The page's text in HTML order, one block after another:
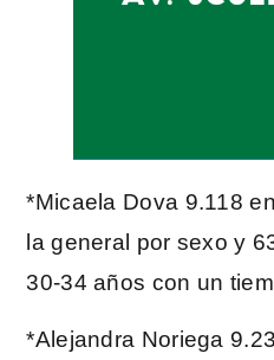
*Micaela Dova 9.118
la general por sexo y
30-34 años con un
*Alejandra Noriega